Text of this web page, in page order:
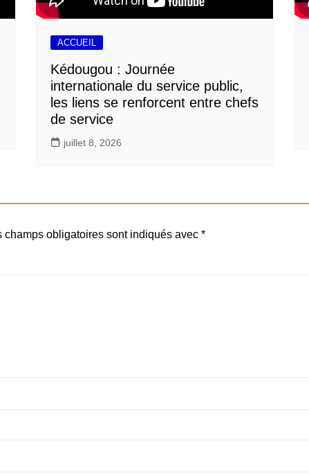
ACCUEIL
Kédougou : Journée
internationale du service public,
les liens se renforcent entre chefs
de service
juillet 8, 2026
champs obligatoires sont indiqués avec *